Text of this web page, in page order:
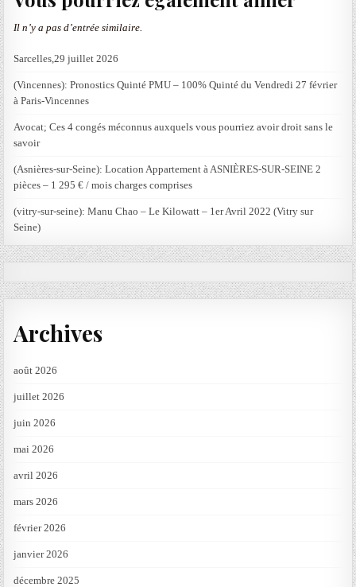
Il n’y a pas d’entrée similaire.
Sarcelles,29 juillet 2026
(Vincennes): Pronostics Quinté PMU – 100% Quinté du Vendredi 27 février
à Paris-Vincennes
Avocat; Ces 4 congés méconnus auxquels vous pourriez avoir droit sans le
savoir
(Asnières-sur-Seine): Location Appartement à ASNIÈRES-SUR-SEINE 2
pièces – 1 295 € / mois charges comprises
(vitry-sur-seine): Manu Chao – Le Kilowatt – 1er Avril 2022 (Vitry sur
Seine)
Archives
août 2026
juillet 2026
juin 2026
mai 2026
avril 2026
mars 2026
février 2026
janvier 2026
décembre 2025